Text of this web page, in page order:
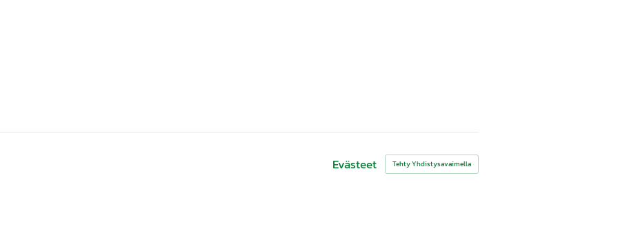
Evästeet Tehty Yhdistysavaimella